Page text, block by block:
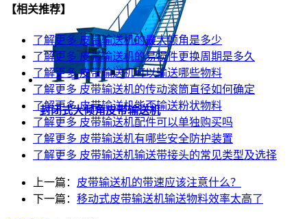
封闭式大倾角皮带输送机
【相关推荐】
了解更多 皮带输送机的最大倾角是多少
了解更多 皮带输送机的易损件更换周期是多久
了解更多皮带输送机可以输送哪些物料
了解更多 皮带输送机的传动滚筒直径如何确定
了解更多皮带输送机能否输送粉状物料
了解更多 皮带输送机配件可以单独购买吗
了解更多 皮带输送机有哪些安全防护装置
了解更多 皮带输送机输送带接头的常见类型及选择
上一篇： 皮带输送机的带速应该注意什么？
下一篇： 移动式皮带输送机输送物料效率太高了